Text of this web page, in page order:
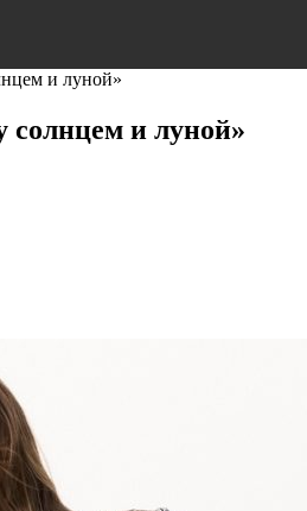
и луной»
и луной»